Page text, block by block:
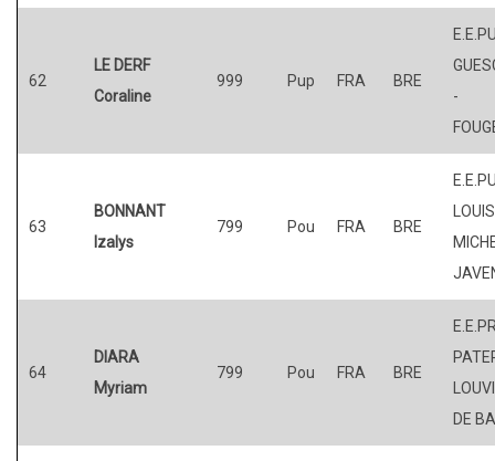
62
LE DERF
Coraline
999 Pup FRA BRE
-
63
BONNANT
Izalys
799 Pou FRA BRE
64
DIARA
Myriam
799 Pou FRA BRE
DE